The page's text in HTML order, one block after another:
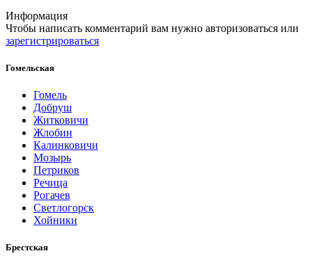
Информация
Чтобы написать комментарий вам нужно авторизоваться или
зарегистрироваться
Гомельская
Гомель
Добруш
Житковичи
Жлобин
Калинковичи
Мозырь
Петриков
Речица
Рогачев
Светлогорск
Хойники
Брестская